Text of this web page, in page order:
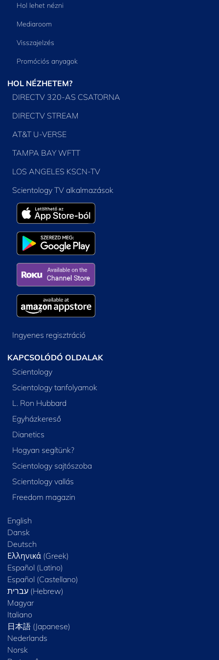
Hol lehet nézni
Mediaroom
Visszajelzés
Promóciós anyagok
HOL NÉZHETEM?
DIRECTV 320-AS CSATORNA
DIRECTV STREAM
AT&T U-VERSE
TAMPA BAY WFTT
LOS ANGELES KSCN-TV
Scientology TV alkalmazások
Ingyenes regisztráció
KAPCSOLÓDÓ OLDALAK
Scientology
Scientology tanfolyamok
L. Ron Hubbard
Egyházkereső
Dianetics
Hogyan segítünk?
Scientology sajtószoba
Scientology vallás
Freedom magazin
English
Dansk
Deutsch
Ελληνικά (Greek)
Español (Latino)
Español (Castellano)
Magyar
Italiano
日本語 (Japanese)
Nederlands
Norsk